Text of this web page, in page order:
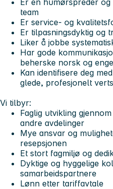
team
Er service- og
Er tilpasningsdyktig og
Liker å jobbe
Har gode
beherske norsk og
Kan identifisere deg
glede, profesjonelt
Vi tilbyr:
Faglig utvikling
andre avdelinger
Mye ansvar og
resepsjonen
Et stort fagmiljø og
Dyktige og hyggelige
samarbeidspartnere
Lønn etter tariffavtale